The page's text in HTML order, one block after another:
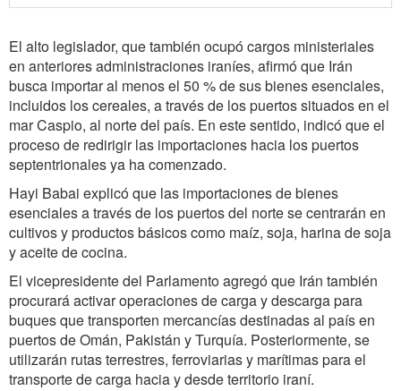
El alto legislador, que también ocupó cargos ministeriales
en anteriores administraciones iraníes, afirmó que Irán
busca importar al menos el 50 % de sus bienes esenciales,
incluidos los cereales, a través de los puertos situados en el
mar Caspio, al norte del país. En este sentido, indicó que el
proceso de redirigir las importaciones hacia los puertos
septentrionales ya ha comenzado.
Hayi Babai explicó que las importaciones de bienes
esenciales a través de los puertos del norte se centrarán en
cultivos y productos básicos como maíz, soja, harina de soja
y aceite de cocina.
El vicepresidente del Parlamento agregó que Irán también
procurará activar operaciones de carga y descarga para
buques que transporten mercancías destinadas al país en
puertos de Omán, Pakistán y Turquía. Posteriormente, se
utilizarán rutas terrestres, ferroviarias y marítimas para el
transporte de carga hacia y desde territorio iraní.